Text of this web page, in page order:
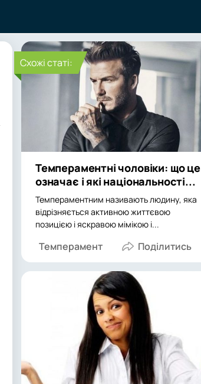
Cхожі статі:
Темпераментні чоловіки: що це
означає і які національності...
Темпераментним називають людину, яка
відрізняється активною життєвою
позицією і яскравою мімікою і...
Темперамент